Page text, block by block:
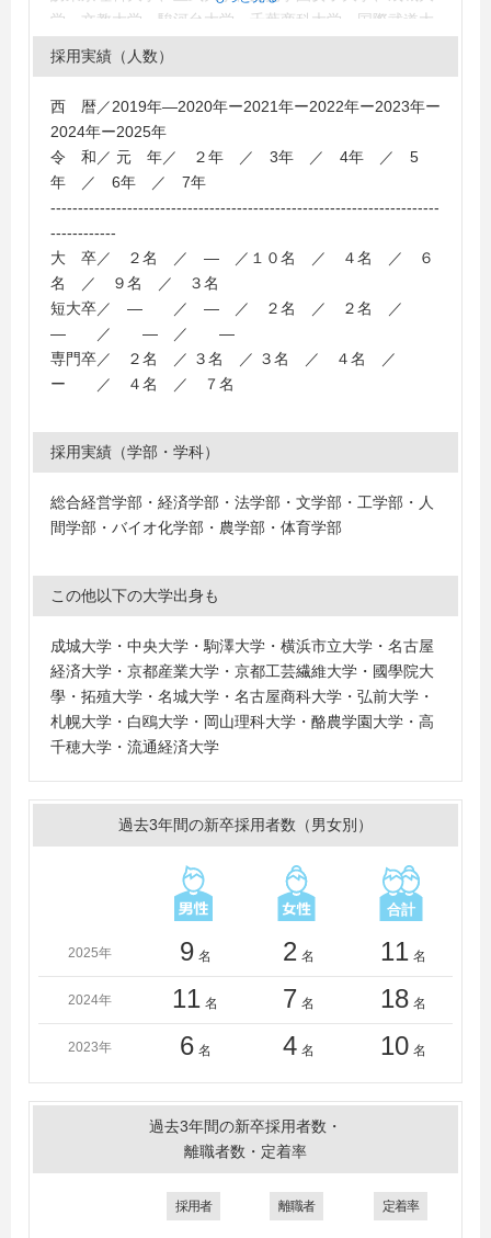
学、文教大学、駿河台大学、千葉商科大学、国際武道大
学、専修大学、大東文化大学、東海大学、東洋大学、東
京造形大学、金沢工業大学、関東学院大学、清泉女学院
大学、松本大学、日本大学、山梨学院大学、金沢学院大
学、新潟医療福祉大学、明治大学、和光大学、日本体育
＜短大・高専・専門学校＞
長野県農業大学校、中央農業大学校、清泉女学院短期大
ジネス専門学校、大原公務員専門学校長野校、大原簿記
情報ビジネス医療専門学校松本校、長野調理製菓専門学
校、長野美術専門学校、信州リハビリテーション専門学
校、岡学園トータルデザインアカデミー、エプソン情報
科学専門学校、松本情報工科専門学校、長野平青学園
和光大学、多摩大学、関東学院大学、新潟医療福祉大
学、金沢工業大学、岐阜女子大学、
採用実績（人数）
西 暦／2019年―2020年ー2021年ー2022年ー2023年ー
2024年ー2025年
令 和／ 元 年／ ２年 ／ 3年 ／ 4年 ／ 5
年 ／ 6年 ／ 7年
-----------------------------------------------------------------------
------------
大 卒／ ２名 ／ ― ／１０名 ／ ４名 ／ ６
名 ／ ９名 ／ ３名
短大卒／ ― ／ ― ／ ２名 ／ ２名 ／
― ／ ― ／ ―
専門卒／ ２名 ／ ３名 ／ ３名 ／ ４名 ／
ー ／ ４名 ／ ７名
採用実績（学部・学科）
総合経営学部・経済学部・法学部・文学部・工学部・人
間学部・バイオ化学部・農学部・体育学部
この他以下の大学出身も
成城大学・中央大学・駒澤大学・横浜市立大学・名古屋
経済大学・京都産業大学・京都工芸繊維大学・國學院大
學・拓殖大学・名城大学・名古屋商科大学・弘前大学・
札幌大学・白鴎大学・岡山理科大学・酪農学園大学・高
千穂大学・流通経済大学
過去3年間の新卒採用者数（男女別）
2025年 9 名 2 名 11 名
2024年 11 名 7 名 18 名
2023年 6 名 4 名 10 名
過去3年間の新卒採用者数・
離職者数・定着率
採用者 離職者 定着率